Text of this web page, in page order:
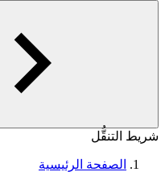
شريط التنقُّل
الصفحة الرئيسية